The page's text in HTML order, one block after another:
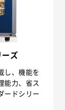
ズ
し、機能を
能力、省ス
ードシリー